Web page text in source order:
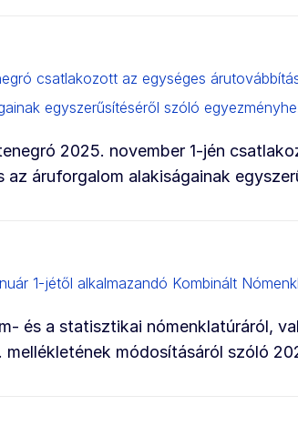
csatlakozott az egységes
egyszerűsítéséről szóló
2025. november 1-jén
az áruforgalom alakiságainak
1-jétől alkalmazandó Kombinált
és a statisztikai nómenklatúráról,
mellékletének módosításáról szóló